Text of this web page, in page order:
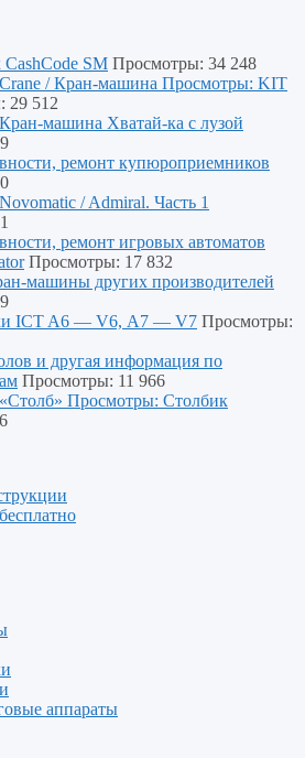
SM Просмотры: 34 248
/ Кран-машина Просмотры: KIT
29 512
машина Хватай-ка с лузой
ремонт купюроприемников
/ Admiral. Часть 1
ремонт игровых автоматов
Просмотры: 17 832
машины других производителей
ICT A6 — V6, А7 — V7 Просмотры:
и другая информация по
Просмотры: 11 966
Просмотры: Столбик
аппараты